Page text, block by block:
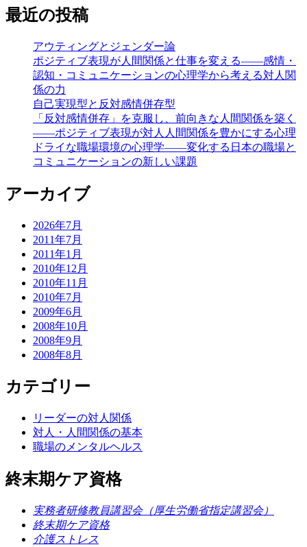
最近の投稿
アウティングとジェンダー論
ポジティブ表現が人間関係と仕事を変える――感情・
認知・コミュニケーションの心理学から考える対人関
係の力
自己実現型と反対感情併存型
「反対感情併存」を克服し、前向きな人間関係を築く
――ポジティブ表現が対人人間関係を豊かにする心理
ドライな職場環境の心理学――変化する日本の職場と
コミュニケーションの新しい課題
アーカイブ
2026年7月
2011年7月
2011年1月
2010年12月
2010年11月
2010年7月
2009年6月
2008年10月
2008年9月
2008年8月
カテゴリー
リーダーの対人関係
対人・人間関係の基本
職場のメンタルヘルス
終末期ケア資格
実務者研修教員講習会（厚生労働省指定講習会）
終末期ケア資格
介護ストレス